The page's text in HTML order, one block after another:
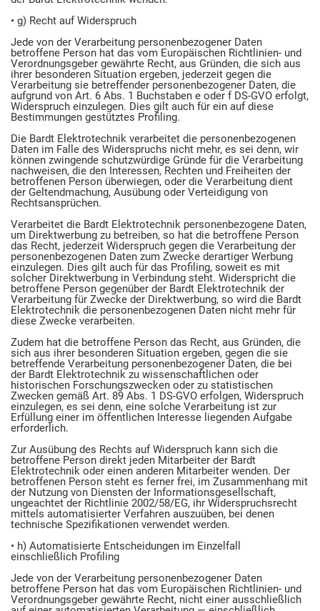
• g) Recht auf Widerspruch
Jede von der Verarbeitung personenbezogener Daten
betroffene Person hat das vom Europäischen Richtlinien- und
Verordnungsgeber gewährte Recht, aus Gründen, die sich aus
ihrer besonderen Situation ergeben, jederzeit gegen die
Verarbeitung sie betreffender personenbezogener Daten, die
aufgrund von Art. 6 Abs. 1 Buchstaben e oder f DS-GVO erfolgt,
Widerspruch einzulegen. Dies gilt auch für ein auf diese
Bestimmungen gestütztes Profiling.
Die Bardt Elektrotechnik verarbeitet die personenbezogenen
Daten im Falle des Widerspruchs nicht mehr, es sei denn, wir
können zwingende schutzwürdige Gründe für die Verarbeitung
nachweisen, die den Interessen, Rechten und Freiheiten der
betroffenen Person überwiegen, oder die Verarbeitung dient
der Geltendmachung, Ausübung oder Verteidigung von
Rechtsansprüchen.
Verarbeitet die Bardt Elektrotechnik personenbezogene Daten,
um Direktwerbung zu betreiben, so hat die betroffene Person
das Recht, jederzeit Widerspruch gegen die Verarbeitung der
personenbezogenen Daten zum Zwecke derartiger Werbung
einzulegen. Dies gilt auch für das Profiling, soweit es mit
solcher Direktwerbung in Verbindung steht. Widerspricht die
betroffene Person gegenüber der Bardt Elektrotechnik der
Verarbeitung für Zwecke der Direktwerbung, so wird die Bardt
Elektrotechnik die personenbezogenen Daten nicht mehr für
diese Zwecke verarbeiten.
Zudem hat die betroffene Person das Recht, aus Gründen, die
sich aus ihrer besonderen Situation ergeben, gegen die sie
betreffende Verarbeitung personenbezogener Daten, die bei
der Bardt Elektrotechnik zu wissenschaftlichen oder
historischen Forschungszwecken oder zu statistischen
Zwecken gemäß Art. 89 Abs. 1 DS-GVO erfolgen, Widerspruch
einzulegen, es sei denn, eine solche Verarbeitung ist zur
Erfüllung einer im öffentlichen Interesse liegenden Aufgabe
erforderlich.
Zur Ausübung des Rechts auf Widerspruch kann sich die
betroffene Person direkt jeden Mitarbeiter der Bardt
Elektrotechnik oder einen anderen Mitarbeiter wenden. Der
betroffenen Person steht es ferner frei, im Zusammenhang mit
der Nutzung von Diensten der Informationsgesellschaft,
ungeachtet der Richtlinie 2002/58/EG, ihr Widerspruchsrecht
mittels automatisierter Verfahren auszuüben, bei denen
technische Spezifikationen verwendet werden.
• h) Automatisierte Entscheidungen im Einzelfall
einschließlich Profiling
Jede von der Verarbeitung personenbezogener Daten
betroffene Person hat das vom Europäischen Richtlinien- und
Verordnungsgeber gewährte Recht, nicht einer ausschließlich